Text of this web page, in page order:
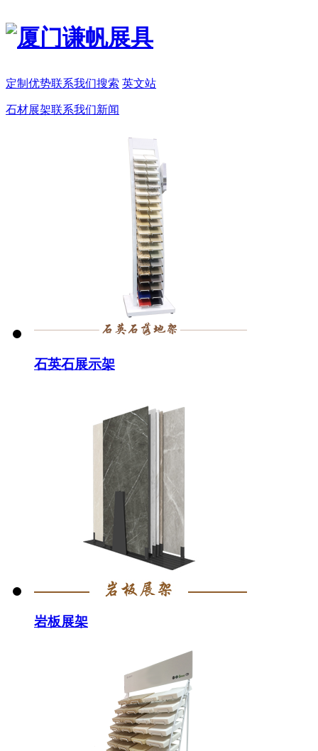
定制 优势联系我们搜索 英文站
石材展架联系我们新闻
石英石展示架
岩板展架